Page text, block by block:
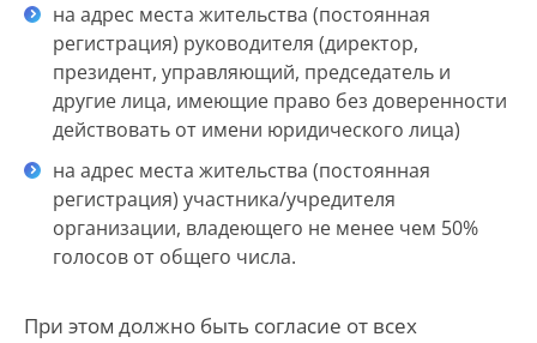
на адрес места жительства (постоянная
регистрация) руководителя (директор,
президент, управляющий, председатель и
другие лица, имеющие право без доверенности
действовать от имени юридического лица)
на адрес места жительства (постоянная
регистрация) участника/учредителя
организации, владеющего не менее чем 50%
голосов от общего числа.
При этом должно быть согласие от всех